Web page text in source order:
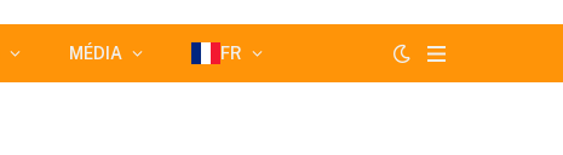
MÉDIA FR